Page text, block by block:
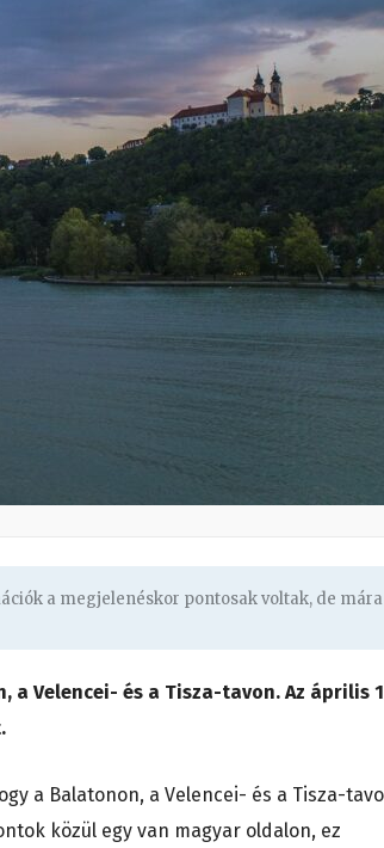
a megjelenéskor pontosak voltak, de mára
Velencei- és a Tisza-tavon. Az április
a Balatonon, a Velencei- és a Tisza-
közül egy van magyar oldalon, ez